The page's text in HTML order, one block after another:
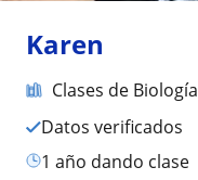
Karen
Clases de Biología
Datos verificados
1 año dando clase